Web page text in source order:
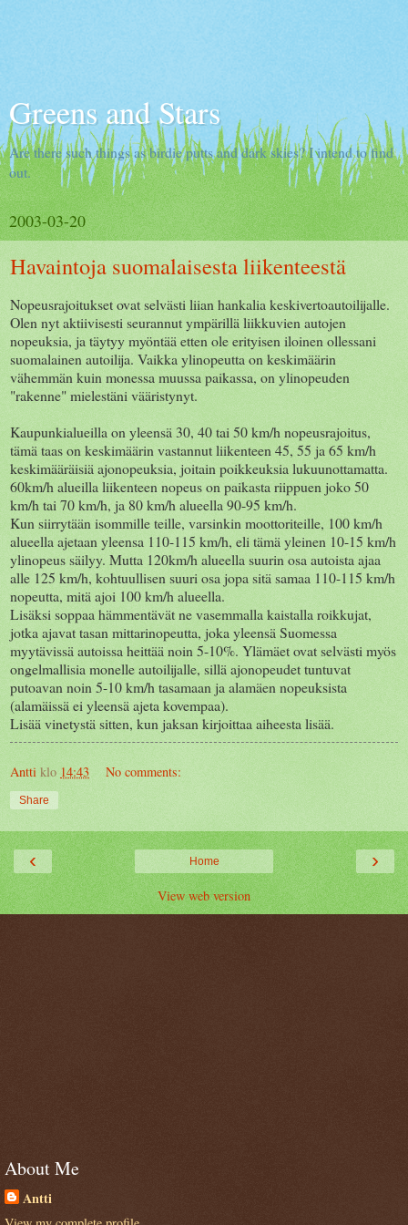
Greens and Stars
Are there such things as birdie putts and dark skies? I intend to find
out.
2003-03-20
Havaintoja suomalaisesta liikenteestä
Nopeusrajoitukset ovat selvästi liian hankalia keskivertoautoilijalle.
Olen nyt aktiivisesti seurannut ympärillä liikkuvien autojen
nopeuksia, ja täytyy myöntää etten ole erityisen iloinen ollessani
suomalainen autoilija. Vaikka ylinopeutta on keskimäärin
vähemmän kuin monessa muussa paikassa, on ylinopeuden
"rakenne" mielestäni vääristynyt.
Kaupunkialueilla on yleensä 30, 40 tai 50 km/h nopeusrajoitus,
tämä taas on keskimäärin vastannut liikenteen 45, 55 ja 65 km/h
keskimääräisiä ajonopeuksia, joitain poikkeuksia lukuunottamatta.
60km/h alueilla liikenteen nopeus on paikasta riippuen joko 50
km/h tai 70 km/h, ja 80 km/h alueella 90-95 km/h.
Kun siirrytään isommille teille, varsinkin moottoriteille, 100 km/h
alueella ajetaan yleensa 110-115 km/h, eli tämä yleinen 10-15 km/h
ylinopeus säilyy. Mutta 120km/h alueella suurin osa autoista ajaa
alle 125 km/h, kohtuullisen suuri osa jopa sitä samaa 110-115 km/h
nopeutta, mitä ajoi 100 km/h alueella.
Lisäksi soppaa hämmentävät ne vasemmalla kaistalla roikkujat,
jotka ajavat tasan mittarinopeutta, joka yleensä Suomessa
myytävissä autoissa heittää noin 5-10%. Ylämäet ovat selvästi myös
ongelmallisia monelle autoilijalle, sillä ajonopeudet tuntuvat
putoavan noin 5-10 km/h tasamaan ja alamäen nopeuksista
(alamäissä ei yleensä ajeta kovempaa).
Lisää vinetystä sitten, kun jaksan kirjoittaa aiheesta lisää.
Antti klo 14:43 No comments:
Share
‹ ›
Home
View web version
About Me
Antti